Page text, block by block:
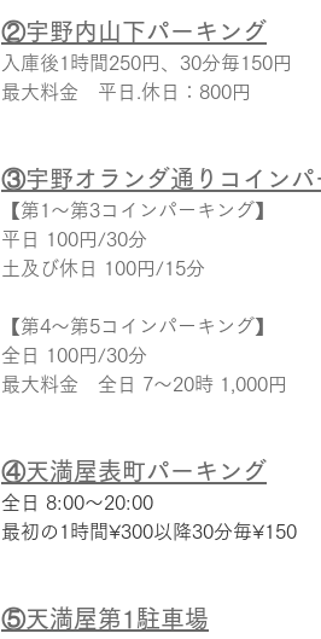
②宇野内山下パーキング
入庫後1時間250円、30分毎150円
最大料金　平日.休日：800円
③宇野オランダ通りコインパ
【第1～第3コインパーキング】
平日 100円/30分
土及び休日 100円/15分
【第4～第5コインパーキング】
全日 100円/30分
最大料金　全日 7～20時 1,000円
④天満屋表町パーキング
全日 8:00～20:00
最初の1時間¥300以降30分毎¥150
⑤天満屋第1駐車場